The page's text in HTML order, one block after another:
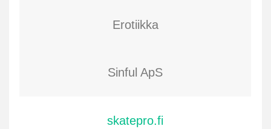
Erotiikka
Sinful ApS
skatepro.fi